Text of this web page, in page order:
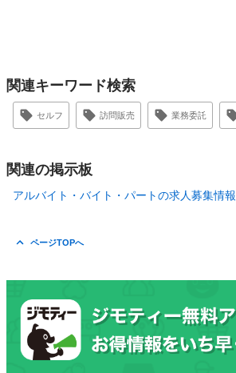
関連キーワード検索
セルフ 訪問販売 業務委託
関連の掲示板
アルバイト・バイト・パートの求人募集情報
ページTOPへ